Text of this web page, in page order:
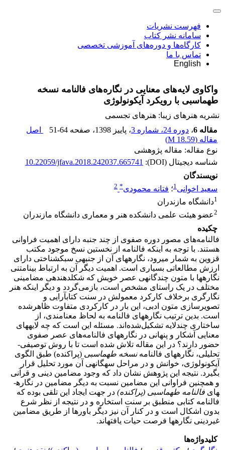
فهرست نشریات
سامانه نشر کتاب
کارگاه‌ها و دوره‌های آموزشی تخصصی
تماس با ما
English
واکاوی لایه‌های معنایی در نگاره‌های فالنامه نسخه
طهماسبی با رویکرد آیکونولوژی
نشریه هنرهای زیبا: هنرهای تجسمی
مقاله 6
، دوره 24، شماره 3 ، پاییز 1398 ، صفحه 51-64
اصل
مقاله (18.59 M
)
نوع مقاله: مقاله پژوهشی
شناسه دیجیتال (DOI):
10.22059/jfava.2018.242037.665741
نویسندگان
سعید اخوانی1؛ فتانه محمودی*
2
1دانشگاه مازندران
2عضو هیئت علمی دانشکده هنر و معماری دانشگاه مازندران
چکیده
فالنامه‌های مصور دوره صفوی از چند جنبه دارای اهمیت فراوانی
هستند. با توجه به این­که فالنامه از نخستین نسخ موجود مکتب
قزوین به شمار می­رود، نگاره­های آن از جنبه­ی سبک­شناختی دارای
ارزش مطالعاتی بسیاری است. اهمیت دیگر آن به ارتباط بینامتنی
نگاره­ها با متون چندگانه­ی عصر خویش که شکل­دهنده­ی مضامینی
مختلف در یک راستای مشخص است، بازمی‌گردد و دیگر این­که هنر
نگارگری برخلاف کارکرد معمولش در سنت کتاب­آرایی و
تصویرسازی متون ادبی، این بار در کارکردی متفاوت ظاهرشده
است. بدین ترتیب نگاره­های فالنامه به لحاظ معنامندی، از
ساختاری چندلایه تشکیل‌شده‌اند. مسئله این است که چه لایه­های
معنایی آشکار و پنهانی در نگاره­های فالنامه‌های عصر صفوی
حضور دارند؟ در این مقاله تلاش شده است تا با روش توصیفی-
تحلیلی، نگاره­های فالنامهنسخه طهماسبی (پراکنده) طبق الگوی
آیکونولوژی، خوانش و در مراحل سه­گانه­ی آن مورد تحلیل قرار
بگیرد. نتیجه این پژوهش نشان داد که وجود مضامین دینی و قرآنی
و همچنین فراوانی این مضامین نسبت به دیگر مضامین در نگاره­
های فالنامه طهماسبی (پراکنده) در جهت ایجاد این تلقی بوده که
فالنامه کتابی منطبق بر سنت استخاره و در نتیجه از نظر شرع
بدون اشکال است و در کنار آن نیز دیگر باورها از طریق مضامین
غیردینی نگاره­ها فرصت حیات یافته­اند.
کلیدواژه‌ها